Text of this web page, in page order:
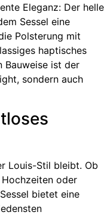
Eleganz: Der helle
Sessel eine
Polsterung mit
haptisches
Bauweise ist der
sondern auch
Louis-Stil bleibt. Ob
oder
bietet eine